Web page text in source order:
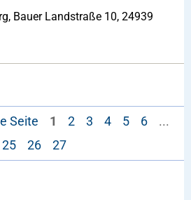
Bauer Landstraße 10, 24939
1 2 3 4 5 6
...
25
26 27
Seite